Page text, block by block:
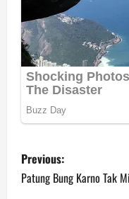
P
o
Previous:
Patung Bung Karno Tak